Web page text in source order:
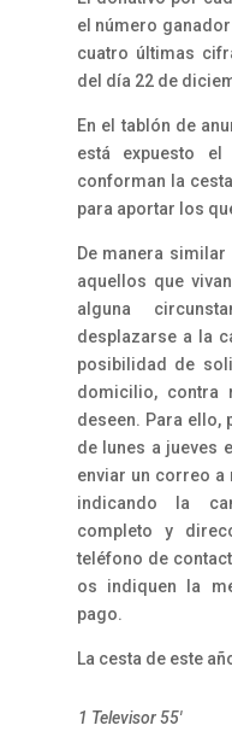
el número
cuatro últimas
del día 22 de
En el tablón de
está expuesto
conforman la
para aportar los
De manera
aquellos que
alguna
desplazarse a la
posibilidad de
domicilio, contra
deseen. Para ello,
de lunes a jueves
enviar un correo
indicando la
completo y
teléfono de
os indiquen la
pago.
La cesta de este
1 Televisor 55′